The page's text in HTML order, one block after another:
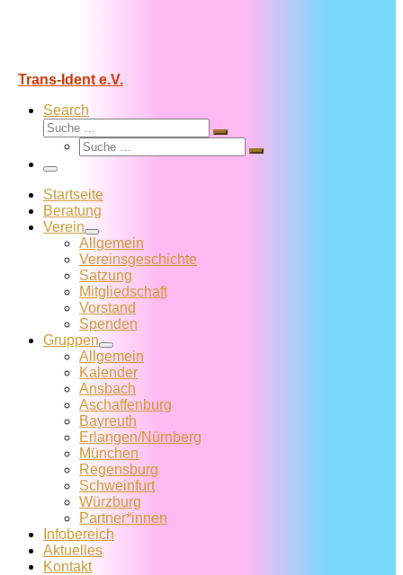
Trans-Ident e.V.
Search
Suche
Suche
Suche
Suche
Menü
Startseite
Beratung
Verein
Allgemein
Vereins­geschichte
Satzung
Mitglied­schaft
Vorstand
Spenden
Gruppen
Allgemein
Kalender
Ansbach
Aschaffenburg
Bayreuth
Erlangen/Nürnberg
München
Regensburg
Schweinfurt
Würzburg
Partner*innen
Infobereich
Aktuelles
Kontakt